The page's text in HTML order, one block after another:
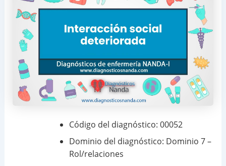
Código del diagnóstico: 00052
Dominio del diagnóstico: Dominio 7 –
Rol/relaciones